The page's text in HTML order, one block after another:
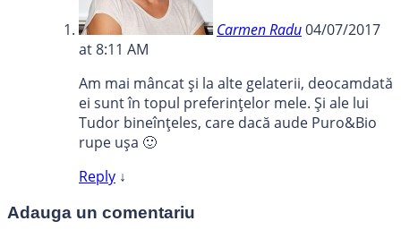
Carmen Radu04/07/2017
at 8:11 AM
Am mai mâncat și la alte gelaterii, deocamdată
ei sunt în topul preferințelor mele. Și ale lui
Tudor bineînțeles, care dacă aude Puro&Bio
rupe ușa 🙂
Reply ↓
Adauga un comentariu